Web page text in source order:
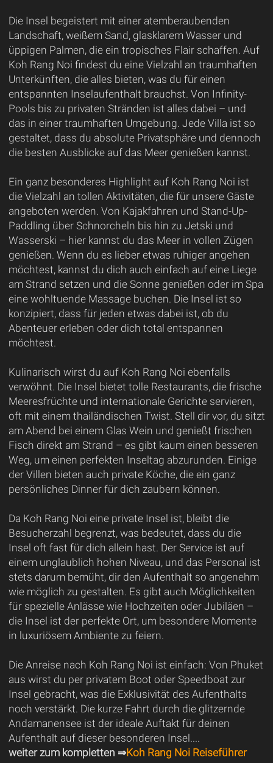
Die Insel begeistert mit einer atemberaubenden
Landschaft, weißem Sand, glasklarem Wasser und
üppigen Palmen, die ein tropisches Flair schaffen. Auf
Koh Rang Noi findest du eine Vielzahl an traumhaften
Unterkünften, die alles bieten, was du für einen
entspannten Inselaufenthalt brauchst. Von Infinity-
Pools bis zu privaten Stränden ist alles dabei – und
das in einer traumhaften Umgebung. Jede Villa ist so
gestaltet, dass du absolute Privatsphäre und dennoch
die besten Ausblicke auf das Meer genießen kannst.
Ein ganz besonderes Highlight auf Koh Rang Noi ist
die Vielzahl an tollen Aktivitäten, die für unsere Gäste
angeboten werden. Von Kajakfahren und Stand-Up-
Paddling über Schnorcheln bis hin zu Jetski und
Wasserski – hier kannst du das Meer in vollen Zügen
genießen. Wenn du es lieber etwas ruhiger angehen
möchtest, kannst du dich auch einfach auf eine Liege
am Strand setzen und die Sonne genießen oder im Spa
eine wohltuende Massage buchen. Die Insel ist so
konzipiert, dass für jeden etwas dabei ist, ob du
Abenteuer erleben oder dich total entspannen
möchtest.
Kulinarisch wirst du auf Koh Rang Noi ebenfalls
verwöhnt. Die Insel bietet tolle Restaurants, die frische
Meeresfrüchte und internationale Gerichte servieren,
oft mit einem thailändischen Twist. Stell dir vor, du sitzt
am Abend bei einem Glas Wein und genießt frischen
Fisch direkt am Strand – es gibt kaum einen besseren
Weg, um einen perfekten Inseltag abzurunden. Einige
der Villen bieten auch private Köche, die ein ganz
persönliches Dinner für dich zaubern können.
Da Koh Rang Noi eine private Insel ist, bleibt die
Besucherzahl begrenzt, was bedeutet, dass du die
Insel oft fast für dich allein hast. Der Service ist auf
einem unglaublich hohen Niveau, und das Personal ist
stets darum bemüht, dir den Aufenthalt so angenehm
wie möglich zu gestalten. Es gibt auch Möglichkeiten
für spezielle Anlässe wie Hochzeiten oder Jubiläen –
die Insel ist der perfekte Ort, um besondere Momente
in luxuriösem Ambiente zu feiern.
Die Anreise nach Koh Rang Noi ist einfach: Von Phuket
aus wirst du per privatem Boot oder Speedboat zur
Insel gebracht, was die Exklusivität des Aufenthalts
noch verstärkt. Die kurze Fahrt durch die glitzernde
Andamanensee ist der ideale Auftakt für deinen
Aufenthalt auf dieser besonderen Insel....
weiter zum kompletten ⇒Koh Rang Noi Reiseführer